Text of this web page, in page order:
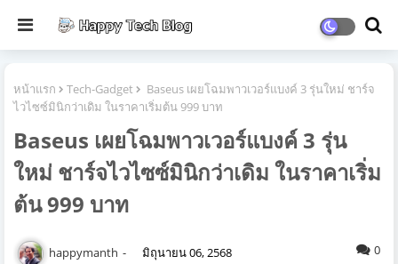
หน้าแรก Tech-Gadget
Baseus เผยโฉมพาวเวอร์แบงค์ 3 รุ่นใหม่ ชาร์จ
ไวไซซ์มินิกว่าเดิม ในราคาเริ่มต้น 999 บาท
Baseus เผยโฉมพาวเวอร์แบงค์ 3 รุ่น
ใหม่ ชาร์จไวไซซ์มินิกว่าเดิม ในราคาเริ่ม
ต้น 999 บาท
happymanth มิถุนายน 06, 2568 0